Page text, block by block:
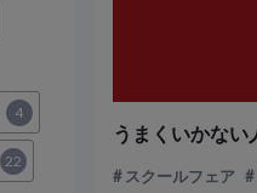
4
22
スクールフェア